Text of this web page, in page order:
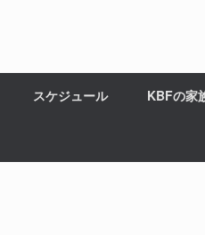
スケジュール KBFの家